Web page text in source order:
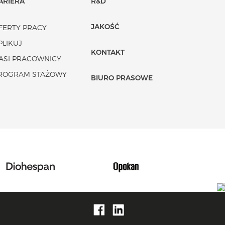
PRACY
PRACOWNICY
STAŻOWY
JAKOŚĆ
KONTAKT
BIURO PRASOWE